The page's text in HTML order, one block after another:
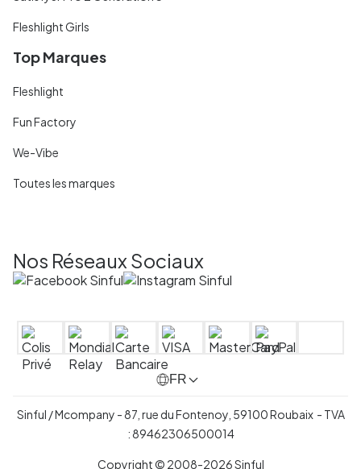
Fleshlight Girls
Top Marques
Fleshlight
Fun Factory
We-Vibe
Toutes les marques
Nos Réseaux Sociaux
FR
Sinful / Mcompany - 87, rue du Fontenoy, 59100 Roubaix - TVA
: 89462306500014
Copyright © 2008-2026 Sinful